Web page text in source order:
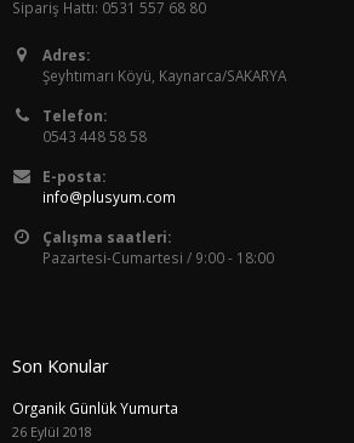
Sipariş Hattı: 0531 557 68 80
Adres:
Şeyhtımarı Köyü, Kaynarca/SAKARYA
Telefon:
0543 448 58 58
E-posta:
info@plusyum.com
Çalışma saatleri:
Pazartesi-Cumartesi / 9:00 - 18:00
Son Konular
Organik Günlük Yumurta
26 Eylül 2018